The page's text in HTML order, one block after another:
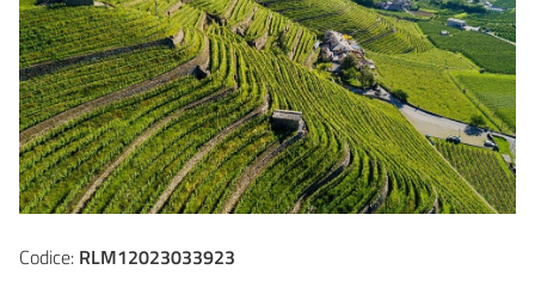
Codice: RLM12023033923